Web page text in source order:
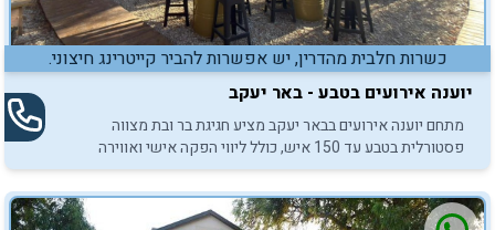
כשרות חלבית מהדרין, יש אפשרות להביר קייטרינג חיצוני.
יוענה אירועים בטבע - באר יעקב
מתחם יוענה אירועים בבאר יעקב מציע חגיגת בר ובת מצווה
פסטורלית בטבע עד 150 איש, כולל ליווי הפקה אישי ואווירה
משפחתית קסומה.